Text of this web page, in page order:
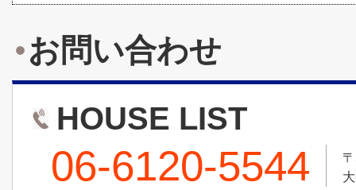
お問い合わせ
HOUSE LIST
06-6120-5544